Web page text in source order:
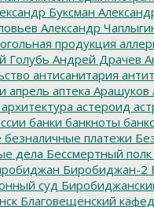
Буксман
Александр
продукция
Голубь Андрей Драчев
антисанитария
апрель аптека Арашуков
архитектура астероид
банки банкноты
безналичные платежи
дела Бессмертный полк
Биробиджан-2
суд
Благовещенский